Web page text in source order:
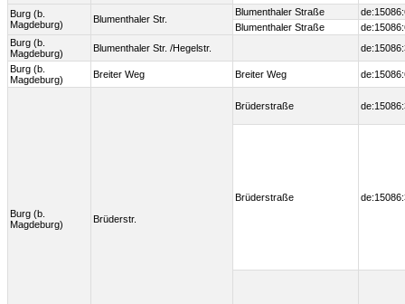
Burg (b.
Magdeburg)
Blumenthaler Str.
Blumenthaler Straße
Blumenthaler Straße
Burg (b.
Magdeburg)
Blumenthaler Str. /Hegelstr.
Burg (b.
Magdeburg)
Breiter Weg Breiter Weg
Burg (b.
Magdeburg)
Brüderstr.
Brüderstraße
Brüderstraße